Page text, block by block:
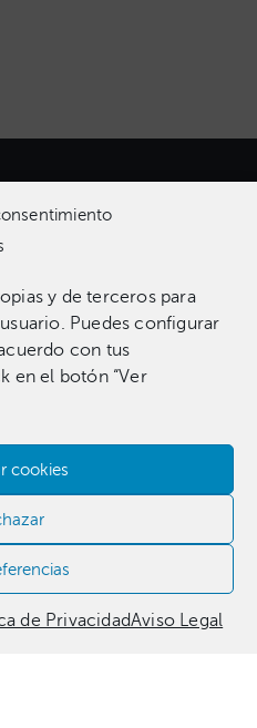
y de terceros para
Puedes configurar
con tus
en el botón “Ver
cookies
de PrivacidadAviso Legal
obras entre pinturas,
dibujos e instalaciones
nosotros​